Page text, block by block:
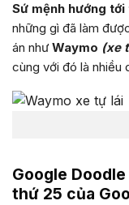
Sứ mệnh hướng tới
những gì đã làm
án như Waymo (xe
cùng với đó là nhiều
Google
thứ 25 của